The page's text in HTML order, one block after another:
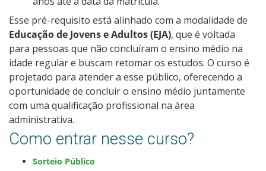
Cadastro de interesse
Esse pré-requisito está alinhado com a modalidade de
Educação de Jovens e Adultos (EJA), que é voltada
para pessoas que não concluíram o ensino médio na
idade regular e buscam retomar os estudos. O curso é
projetado para atender a esse público, oferecendo a
oportunidade de concluir o ensino médio juntamente
com uma qualificação profissional na área
administrativa.
Como entrar nesse curso?
Sorteio Público